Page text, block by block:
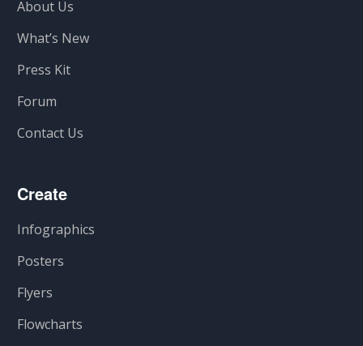
About Us
What’s New
Press Kit
Forum
Contact Us
Create
Infographics
Posters
Flyers
Flowcharts